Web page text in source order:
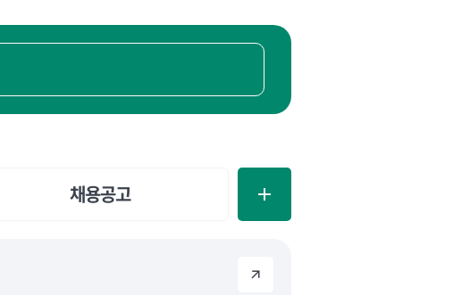
실
바
가
기
채용공고 보
자
게